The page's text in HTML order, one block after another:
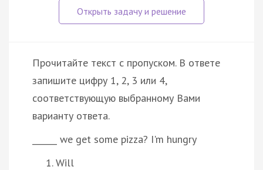
Прочитайте текст с пропуском. В ответе
запишите цифру 1, 2, 3 или 4,
соответствующую выбранному Вами
варианту ответа.
______ we get some pizza? I'm hungry
Will